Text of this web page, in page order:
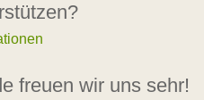
freuen wir uns sehr!